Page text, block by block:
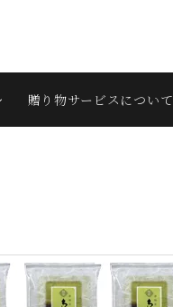
贈り物サービスについて